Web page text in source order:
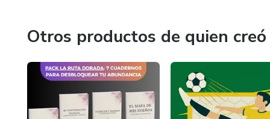
🔹 Cómo manifestar desde la
🔹 Cómo crear tu visión con
Mi querida alma soberana, estoy aquí para caminar a tu
Otros productos de quien